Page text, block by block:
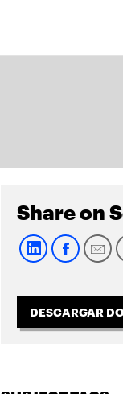
Share on
DESCARGAR